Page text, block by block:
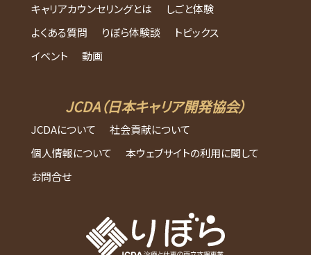
キャリアカウンセリングとは
しごと体験
よくある質問
りぼら体験談
トピックス
イベント
動画
JCDA（日本キャリア開発協会）
JCDAについて
社会貢献について
個人情報について
本ウェブサイトの利用に関して
お問合せ